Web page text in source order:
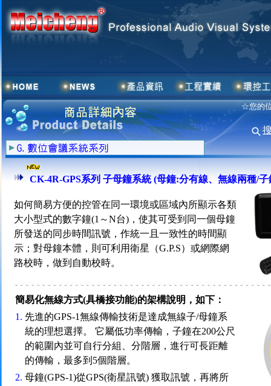
☆您的
CK-4R-GPS系列 子母鐘系統 (母鐘:分有線、無線兩種/
如何簡易方便的控管在同一環境或區域內所顯示各類
大小型式的數字鐘(1～N台)，使其可受到同一個母鐘
所發送的同步時間訊號，作統一且一致性的時間顯
示；對母鐘本體，則可利用衛星（G.P.S）或網際網
路校時，做到自動校時。
簡易化無線方式(具橋接功能)的架構說明，如下：
1. 先進的GPS-1無線傳輸技術是達成無線子/母鐘系
統的理想選擇。 它屬低功率傳輸，子鐘在200公尺
的範圍內並可自行分組、分階層，進行可長距離
的傳輸，最多到5個階層。
2. 母鐘(GPS-1)從GPS(衛星訊號) 獲取訊號，再將所